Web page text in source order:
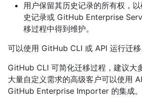
用户保留其历史记录的所有权，
史记录或 GitHub Enterprise
移过程中得到维护。
可以使用 GitHub CLI 或 API 运行迁移
GitHub CLI 可简化迁移过程，建议大
大量自定义需求的高级客户可以使用
GitHub Enterprise Importer 的集成。